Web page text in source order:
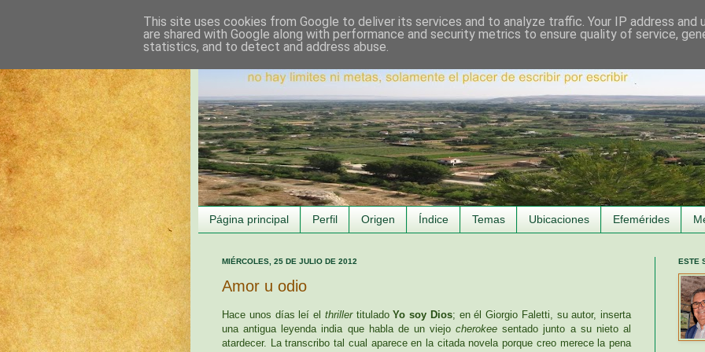
Página principal Perfil Origen Índice Temas Ubicaciones Efemérides
MIÉRCOLES, 25 DE JULIO DE 2012
Amor u odio
Hace unos días leí el thrillertituladoYo soy Dios; en él Giorgio Faletti, su autor, inserta
una antigua leyenda india que habla de un viejocherokeesentado junto a su nieto al
atardecer. La transcribo tal cual aparece en la citada novela porque creo merece la pena
ESTE
This site uses cookies from Google to deliver its services and to analyze traffic. Your IP address and
are shared with Google along with performance and security metrics to ensure quality of service,
statistics, and to detect and address abuse.